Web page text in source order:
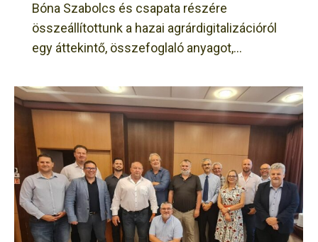
Bóna Szabolcs és csapata részére
összeállítottunk a hazai agrárdigitalizációról
egy áttekintő, összefoglaló anyagot,…